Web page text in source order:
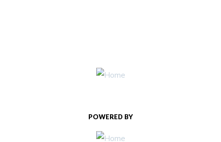
POWERED BY